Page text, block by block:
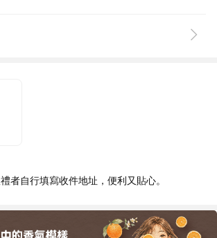
者自行填寫收件地址，便利又貼心。